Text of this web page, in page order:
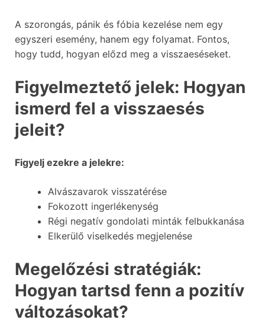
A szorongás, pánik és fóbia kezelése nem egy
egyszeri esemény, hanem egy folyamat. Fontos,
hogy tudd, hogyan előzd meg a visszaeséseket.
Figyelmeztető jelek: Hogyan
ismerd fel a visszaesés
jeleit?
Figyelj ezekre a jelekre:
Alvászavarok visszatérése
Fokozott ingerlékenység
Régi negatív gondolati minták felbukkanása
Elkerülő viselkedés megjelenése
Megelőzési stratégiák:
Hogyan tartsd fenn a pozitív
változásokat?